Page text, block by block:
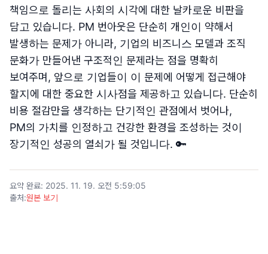
책임으로 돌리는 사회의 시각에 대한 날카로운 비판을
담고 있습니다. PM 번아웃은 단순히 개인이 약해서
발생하는 문제가 아니라, 기업의 비즈니스 모델과 조직
문화가 만들어낸 구조적인 문제라는 점을 명확히
보여주며, 앞으로 기업들이 이 문제에 어떻게 접근해야
할지에 대한 중요한 시사점을 제공하고 있습니다. 단순히
비용 절감만을 생각하는 단기적인 관점에서 벗어나,
PM의 가치를 인정하고 건강한 환경을 조성하는 것이
장기적인 성공의 열쇠가 될 것입니다. 🔑
요약 완료: 2025. 11. 19. 오전 5:59:05
출처:원본 보기